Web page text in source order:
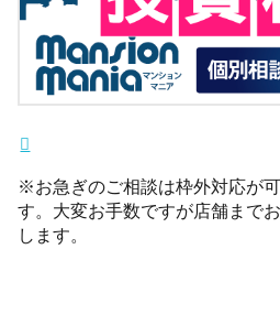
※お急ぎのご相談は枠外対応が
す。大変お手数ですが店舗まで
します。